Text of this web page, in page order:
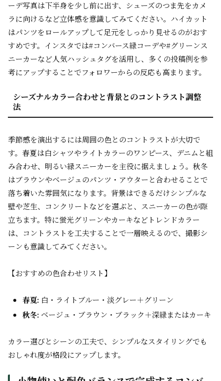
ーデ写真は下半身を少し前に出す、シューズのつま先をカメ
ラに向けるなど立体感を意識してみてください。ハイカット
はパンツをロールアップして足元をしっかり見せるのがおす
すめです。インスタでは#コンバース緑コーデや#グリーンス
ニーカーなど人気ハッシュタグを活用し、多くの投稿例を参
考にアップすることでフォロワーからの反応も高まります。
シーズナルカラー合わせと背景とのコントラスト調整
法
季節感を演出するには周囲の色とのコントラストが大切で
す。春夏は白シャツやライトカラーのワンピース、デニムと組
み合わせ、明るい緑スニーカーを主役に据えましょう。秋冬
はブラウンやベージュのパンツ・アウターと合わせることで
落ち着いた雰囲気になります。背景はできるだけシンプルな
壁や芝生、コンクリートなどを選ぶと、スニーカーの色が際
立ちます。特に蛍光グリーンやカーキなどトレンドカラー
は、コントラストを工夫することで一層映えるので、撮影シ
ーンも意識してみてください。
【おすすめの色合わせリスト】
春夏: 白・ライトブルー・淡グレー＋グリーン
秋冬: ベージュ・ブラウン・ブラック＋深緑またはカーキ
カラー選びとシーンの工夫で、シンプルなスタイリングでも
おしゃれ度が格段にアップします。